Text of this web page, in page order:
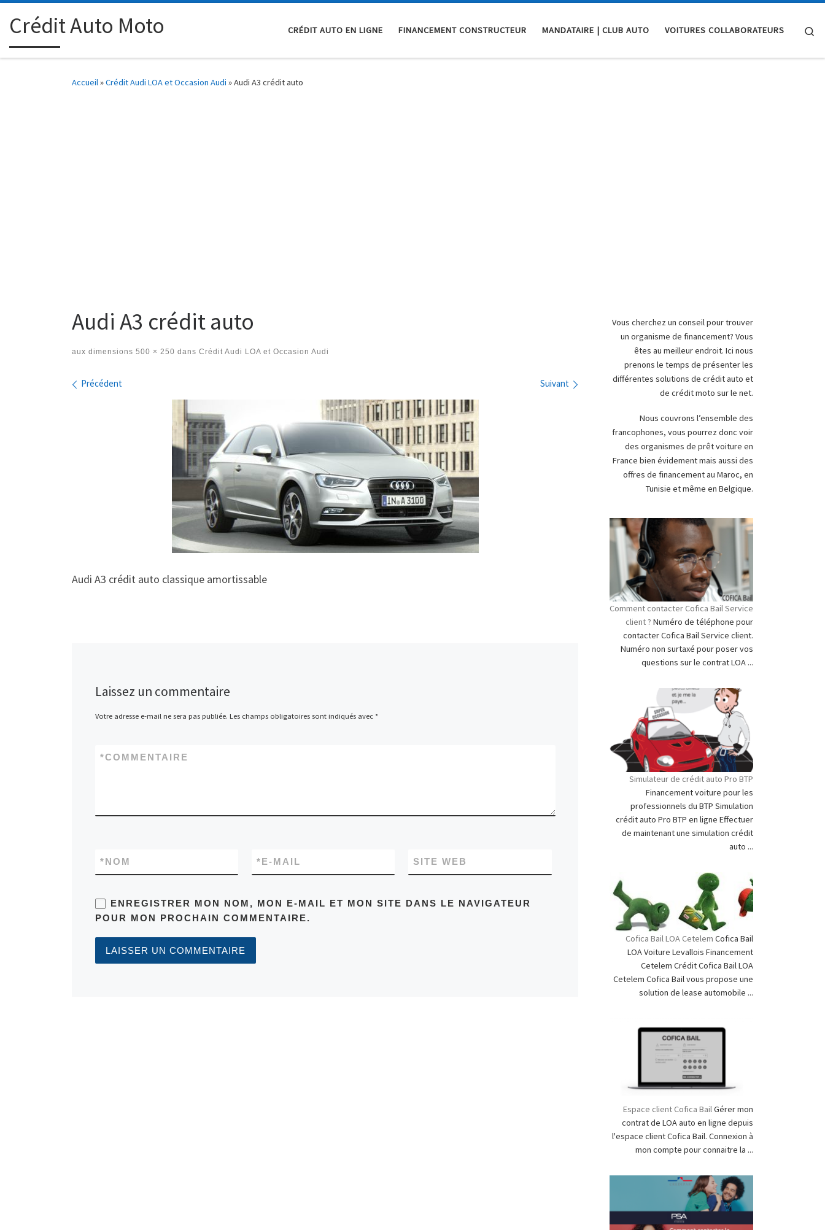
Passer au contenu
Crédit Auto Moto CRÉDIT AUTO EN LIGNE FINANCEMENT CONSTRUCTEUR MANDATAIRE | CLUB AUTO VOITURES COLLABORATEURS
Accueil»Crédit Audi LOA et Occasion Audi »Audi A3 crédit auto
Audi A3 crédit auto
aux dimensions 500 × 250 dans Crédit Audi LOA et Occasion Audi
Navigation des images
Précédent Suivant
Audi A3 crédit auto classique amortissable
Laissez un commentaire
Votre adresse e-mail ne sera pas publiée. Les champs obligatoires sont indiqués avec *
COMMENTAIRE
*
NOM
* E-MAIL
* SITE WEB
ENREGISTRER MON NOM, MON E-MAIL ET MON SITE DANS LE NAVIGATEUR
POUR MON PROCHAIN COMMENTAIRE.
Vous cherchez un conseil pour trouver
un organisme de financement? Vous
êtes au meilleur endroit. Ici nous
prenons le temps de présenter les
différentes solutions de crédit auto et
de crédit moto sur le net.
Nous couvrons l’ensemble des
francophones, vous pourrez donc voir
des organismes de prêt voiture en
France bien évidement mais aussi des
offres de financement au Maroc, en
Tunisie et même en Belgique.
Comment contacter Cofica Bail Service
client ? Numéro de téléphone pour
contacter Cofica Bail Service client.
Numéro non surtaxé pour poser vos
questions sur le contrat LOA ...
Simulateur de crédit auto Pro BTP
Financement voiture pour les
professionnels du BTP Simulation
crédit auto Pro BTP en ligne Effectuer
de maintenant une simulation crédit
auto ...
Cofica Bail LOA Cetelem Cofica Bail
LOA Voiture Levallois Financement
Cetelem Crédit Cofica Bail LOA
Cetelem Cofica Bail vous propose une
solution de lease automobile ...
Espace client Cofica BailGérer mon
contrat de LOA auto en ligne depuis
l'espace client Cofica Bail. Connexion à
mon compte pour connaitre la ...